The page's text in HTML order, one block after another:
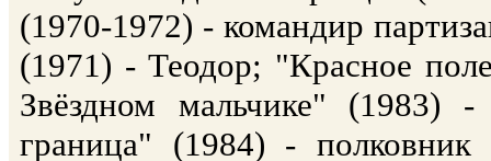
(1970-1972) - командир
(1971) - Теодор; "Красное
Звёздном мальчике" (1983) -
граница" (1984) -